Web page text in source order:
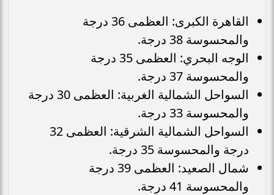
القاهرة الكبرى: العظمى 36 درجة
والمحسوسة 38 درجة.
الوجه البحري: العظمى 35 درجة
والمحسوسة 37 درجة.
السواحل الشمالية الغربية: العظمى 30 درجة
والمحسوسة 33 درجة.
السواحل الشمالية الشرقية: العظمى 32
درجة والمحسوسة 35 درجة.
شمال الصعيد: العظمى 39 درجة
والمحسوسة 41 درجة.